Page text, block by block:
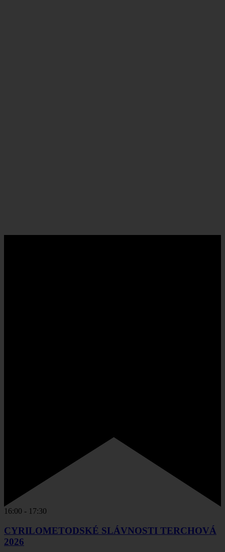
16:00 - 17:30
CYRILOMETODSKÉ SLÁVNOSTI TERCHOVÁ
2026